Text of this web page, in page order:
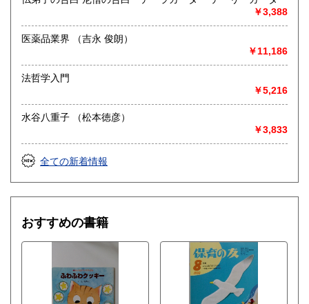
￥3,388
医薬品業界 （吉永 俊朗）
￥11,186
法哲学入門
￥5,216
水谷八重子 （松本徳彦）
￥3,833
全ての新着情報
おすすめの書籍